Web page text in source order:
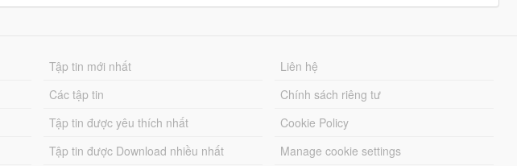
Tập tin mới nhất
Các tập tin
Tập tin được yêu thích nhất
Tập tin được Download nhiều nhất
Liên hệ
Chính sách riêng tư
Cookie Policy
Manage cookie settings